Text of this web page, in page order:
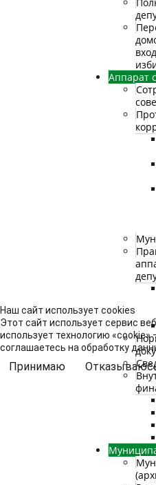
Аппарат
Наш сайт использует cookies
Этот сайт использует сервис
использует технологию
соглашаетесь на обработку
Принимаю